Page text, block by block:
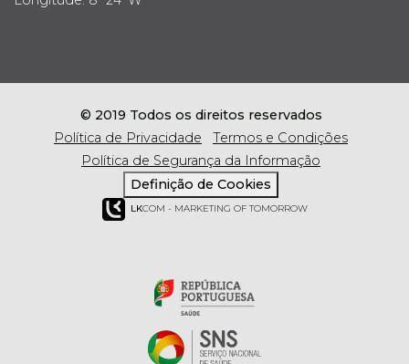
© 2019 Todos os direitos reservados
Política de Privacidade
Termos e Condições
Política de Segurança da Informação
Definição de Cookies
LKCOM - MARKETING OF TOMORROW